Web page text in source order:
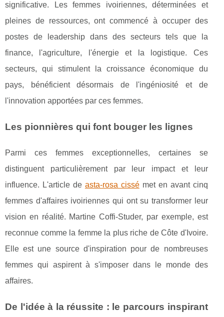
significative. Les femmes ivoiriennes, déterminées et
pleines de ressources, ont commencé à occuper des
postes de leadership dans des secteurs tels que la
finance, l'agriculture, l'énergie et la logistique. Ces
secteurs, qui stimulent la croissance économique du
pays, bénéficient désormais de l'ingéniosité et de
l'innovation apportées par ces femmes.
Les pionnières qui font bouger les lignes
Parmi ces femmes exceptionnelles, certaines se
distinguent particulièrement par leur impact et leur
influence. L'article de asta-rosa cissémet en avant cinq
femmes d'affaires ivoiriennes qui ont su transformer leur
vision en réalité. Martine Coffi-Studer, par exemple, est
reconnue comme la femme la plus riche de Côte d'Ivoire.
Elle est une source d'inspiration pour de nombreuses
femmes qui aspirent à s'imposer dans le monde des
affaires.
De l'idée à la réussite : le parcours inspirant